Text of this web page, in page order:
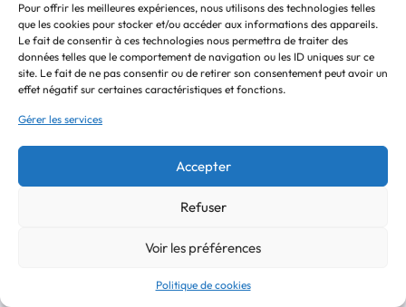
Pour offrir les meilleures expériences, nous utilisons des technologies telles
que les cookies pour stocker et/ou accéder aux informations des appareils.
Le fait de consentir à ces technologies nous permettra de traiter des
données telles que le comportement de navigation ou les ID uniques sur ce
site. Le fait de ne pas consentir ou de retirer son consentement peut avoir un
effet négatif sur certaines caractéristiques et fonctions.
Gérer les services
Accepter
Refuser
Voir les préférences
Politique de cookies
Maison
Astrolabe,
maison de vie
Temps et le Soin
| 0 Commentaires